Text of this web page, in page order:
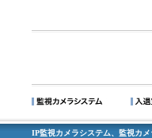
IP監視カメラシステム、監視カ